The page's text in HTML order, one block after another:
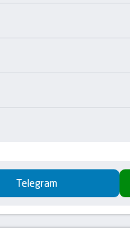
Telegram